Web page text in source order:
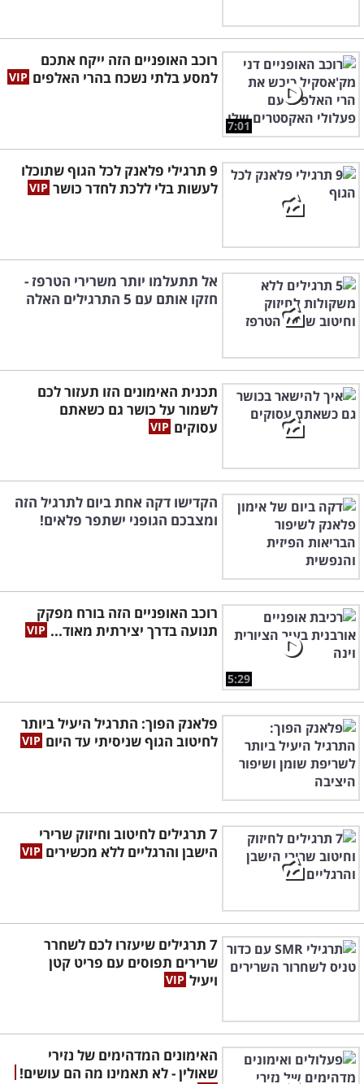
7:01
רוכב האופניים הזה ייקח אתכם
למסע בלתי נשכח בהרי האלפים
9 תרגילי פלאנק לכל הגוף שתוכלו
לעשות בלי ללכת לחדר כושר
אל תתעלמו יותר משרירי הטרפז -
חזקו אותם עם 5 התרגילים האלה
תכנית האימונים הזו תעזור לכם
לשמור על כושר גם כשאתם
עסוקים
הקדישו דקה אחת ביום לתרגיל הזה
ומצבכם הגופני ישתפר פלאים!
5:29
רוכב האופניים הזה בורח מפקק
תנועה בדרך יצירתית מאוד...
פלאנק הפוך: התרגיל היעיל ביותר
לחיטוב הגוף שניסיתי עד היום
7 תרגילים לחיטוב וחיזוק שרירי
הישבן והרגליים ללא מכשירים
7 תרגילים שיעזרו לכם לשחרר
שרירים תפוסים עם פריט קטן
ויעיל
האימונים המדהימים של נזירי
שאולין - לא תאמינו מה הם עושים!